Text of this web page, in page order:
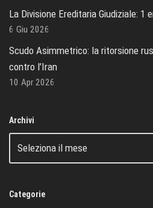
La Divisione Ereditaria Giudiziale: 1
6 Giu 2026
Scudo Asimmetrico: la ritorsione
contro l’Iran
10 Apr 2026
Archivi
Categorie